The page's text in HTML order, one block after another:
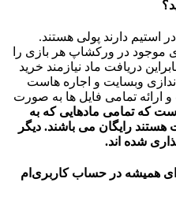
استیم دارند پولی هستند.
موجود در ورکشاپ هر بازی را
دریافت ماد نیازمند خرید
وبسایت و اجاره هاست
و ارائه تمامی فایل ها به صورت
که تمامی مادهایی که به
رایگان می باشند. دیگر
شده اند.
همیشه در حساب‌ کاربری‌ام